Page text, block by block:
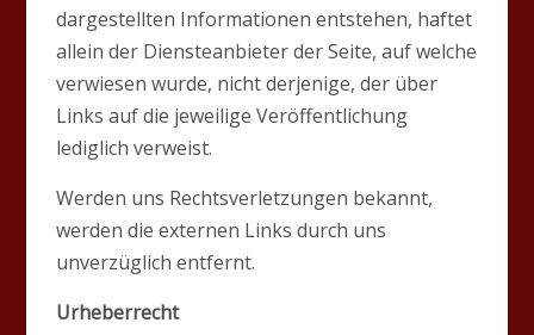
dargestellten Informationen entstehen, haftet
allein der Diensteanbieter der Seite, auf welche
verwiesen wurde, nicht derjenige, der über
Links auf die jeweilige Veröffentlichung
lediglich verweist.
Werden uns Rechtsverletzungen bekannt,
werden die externen Links durch uns
unverzüglich entfernt.
Urheberrecht